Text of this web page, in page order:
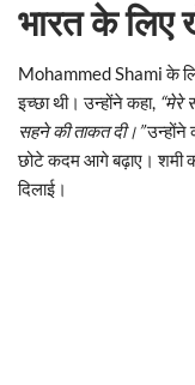
भारत के लिए
Mohammed Shami के
इच्छा थी। उन्होंने कहा, “मेरे
सहने की ताकत दी।”उन्होंने
छोटे कदम आगे बढ़ाए। शमी
दिलाई।